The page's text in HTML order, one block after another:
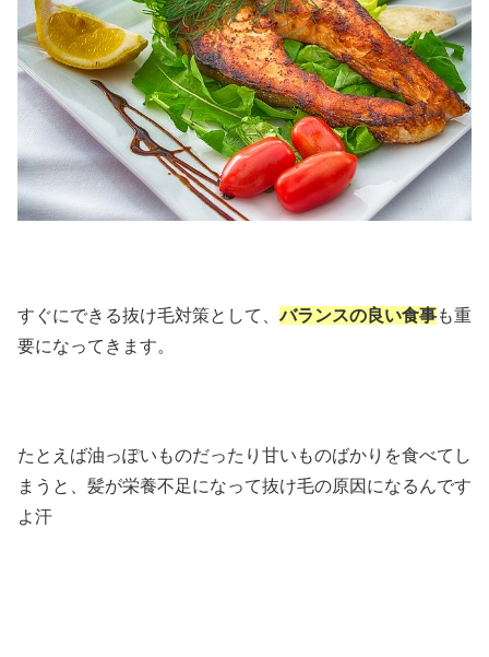
すぐにできる抜け毛対策として、バランスの良い食事も重
要になってきます。
たとえば油っぽいものだったり甘いものばかりを食べてし
まうと、髪が栄養不足になって抜け毛の原因になるんです
よ汗